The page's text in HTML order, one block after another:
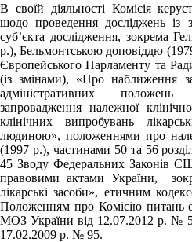
В своїй діяльності Комісія
щодо проведення досліджень із
суб’єкта дослідження, зокрема
р.), Бельмонтською доповіддю
Європейського Парламенту та
(із змінами), «Про наближення
адміністративних
запровадження належної
клінічних випробувань
людиною», положеннями про
(1997 р.), частинами 50 та 56
45 Зводу Федеральних Законів
правовими актами України,
лікарські засоби», етичним
Положенням про Комісію питань
МОЗ України від 12.07.2012 р. №
17.02.2009 р. № 95.